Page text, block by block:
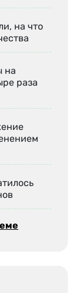
на что
на
раза